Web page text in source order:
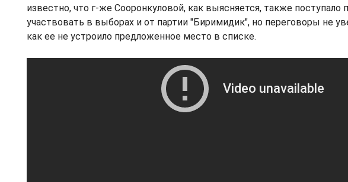
известно, что г-же Сооронкуловой, как выясняется, также поступало
участвовать в выборах и от партии "Биримидик", но переговоры не
как ее не устроило предложенное место в списке.